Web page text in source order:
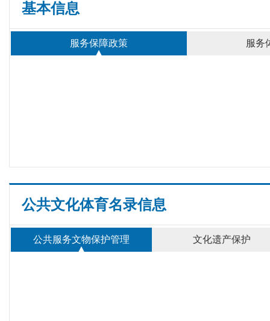
基本信息
服务保障政策 服务
公共文化体育名录信息
公共服务文物保护管理 文化遗产保护